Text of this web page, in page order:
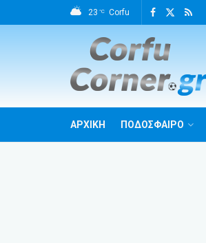
23 °C Corfu
ΑΡΧΙΚΗ ΠΟΔΟΣΦΑΙΡΟ